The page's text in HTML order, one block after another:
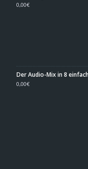
0,00€
Der Audio-Mix in 8
0,00€